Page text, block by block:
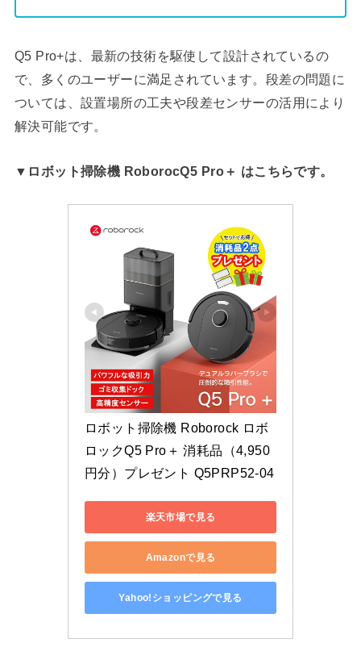
Q5 Pro+は、最新の技術を駆使して設計されているの
で、多くのユーザーに満足されています。段差の問題に
ついては、設置場所の工夫や段差センサーの活用により
解決可能です。
▼ロボット掃除機 RoborocQ5 Pro＋ はこちらです。
ロボット掃除機 Roborock ロボ
ロックQ5 Pro＋ 消耗品（4,950
円分）プレゼント Q5PRP52-04
楽天市場で見る
Amazonで見る
Yahoo!ショッピングで見る